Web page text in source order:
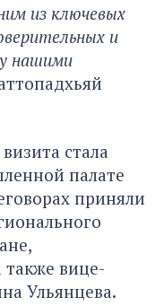
из ключевых
и
нашими
стала
палате
приняли
вице-
Ульянцева.